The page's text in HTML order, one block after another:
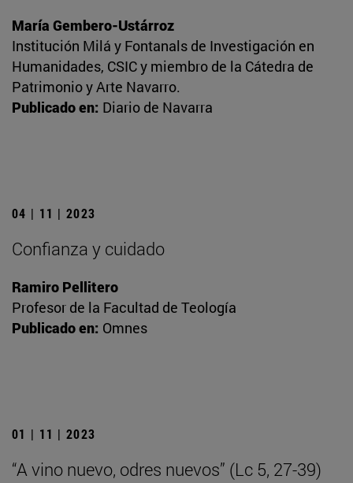
María Gembero-Ustárroz
Institución Milá y Fontanals de Investigación en
Humanidades, CSIC y miembro de la Cátedra de
Patrimonio y Arte Navarro.
Publicado en: Diario de Navarra
04 | 11 | 2023
Confianza y cuidado
Ramiro Pellitero
Profesor de la Facultad de Teología
Publicado en: Omnes
01 | 11 | 2023
“A vino nuevo, odres nuevos” (Lc 5, 27-39)